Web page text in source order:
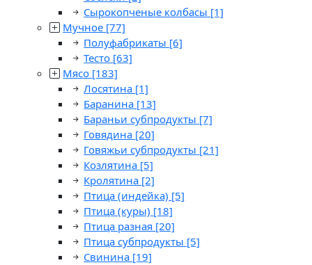
Сырокопченые колбасы [1]
Мучное [77]
Полуфабрикаты [6]
Тесто [63]
Мясо [183]
Лосятина [1]
Баранина [13]
Бараньи субпродукты [7]
Говядина [20]
Говяжьи субпродукты [21]
Козлятина [5]
Кролятина [2]
Птица (индейка) [5]
Птица (куры) [18]
Птица разная [20]
Птица субпродукты [5]
Свинина [19]